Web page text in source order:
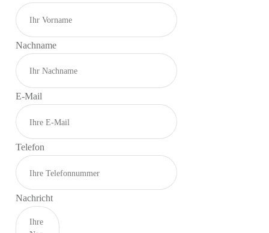
Nachname
E-Mail
Telefon
Nachricht